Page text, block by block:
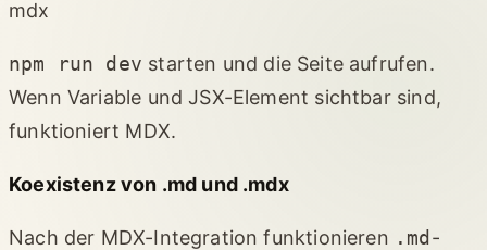
mdx
npm run dev starten und die Seite aufrufen.
Wenn Variable und JSX-Element sichtbar sind,
funktioniert MDX.
Koexistenz von .md und .mdx
Nach der MDX-Integration funktionieren .md-